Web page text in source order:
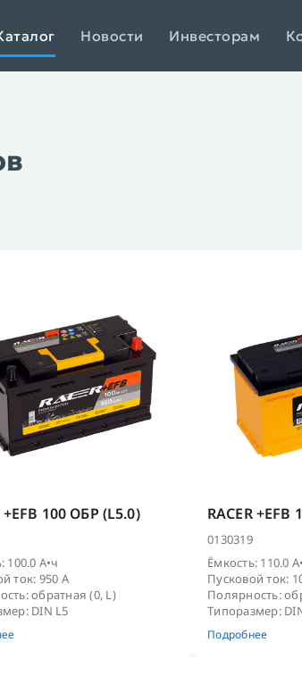
Новости Инвесторам
XTREME Arctic XTREME AGM
SJ BUSHIDO SILVER
TAB Magic
(JP) DELKOR
Security
RACER GT
RACER (мото)
+EFB 100 ОБР (L5.0)
100.0 А•ч
ток: 950 А
обратная (0, L)
DIN L5
RACER
0130319
Ёмкость: 110.0
Пусковой ток:
Полярность:
Типоразмер:
Подробнее